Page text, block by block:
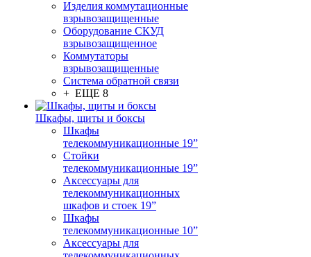
Изделия коммутационные
взрывозащищенные
Оборудование СКУД
взрывозащищенное
Коммутаторы
взрывозащищенные
Система обратной связи
+ ЕЩЕ 8
Шкафы, щиты и боксы
Шкафы
телекоммуникационные 19”
Стойки
телекоммуникационные 19”
Аксессуары для
телекоммуникационных
шкафов и стоек 19”
Шкафы
телекоммуникационные 10”
Аксессуары для